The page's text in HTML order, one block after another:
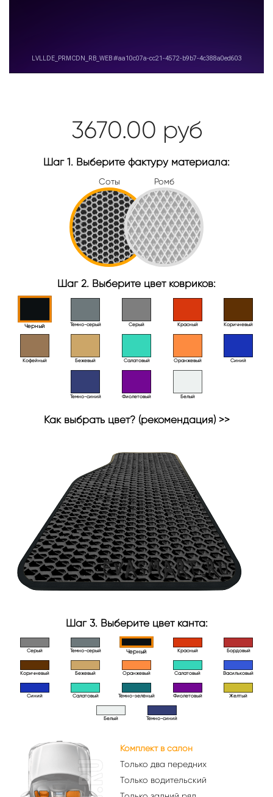
3670.00 руб
Шаг 1. Выберите фактуру материала:
Соты Ромб
Шаг 2. Выберите цвет ковриков:
Черный Тёмно-серый Серый Красный Коричневый
Кофейный Бежевый Салатовый Оранжевый Синий
Темно-синий Фиолетовый Белый
Как выбрать цвет? (рекомендация) >>
Шаг 3. Выберите цвет канта:
Серый Темно-серый Черный Красный Бордовый
Коричневый Бежевый Оранжевый Салатовый Васильковый
Синий Салатовый Тёмно-зелёный Фиолетовый Желтый
Белый Тёмно-синий
Комплект в салон
Только два передних
Только водительский